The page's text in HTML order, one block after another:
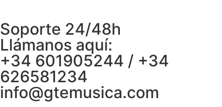
Soporte 24/48h
Llámanos aquí:
+34 601905244 / +34
626581234
info@gtemusica.com